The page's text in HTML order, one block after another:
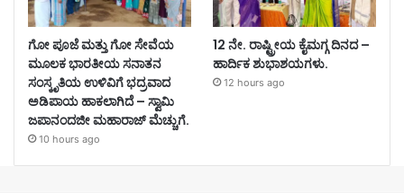
ಗೋ ಪೂಜೆ ಮತ್ತು ಗೋ ಸೇವೆಯ
ಮೂಲಕ ಭಾರತೀಯ ಸನಾತನ
ಸಂಸ್ಕೃತಿಯ ಉಳಿವಿಗೆ ಭದ್ರವಾದ
ಅಡಿಪಾಯ ಹಾಕಲಾಗಿದೆ – ಸ್ವಾಮಿ
ಜಪಾನಂದಜೀ ಮಹಾರಾಜ್ ಮೆಚ್ಚುಗೆ.
10 hours ago
12 ನೇ. ರಾಷ್ಟ್ರೀಯ ಕೈಮಗ್ಗ ದಿನದ –
ಹಾರ್ದಿಕ ಶುಭಾಶಯಗಳು.
12 hours ago